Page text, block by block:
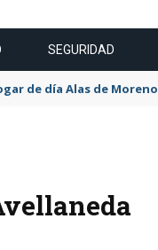
SEGURIDAD
de día Alas de Moreno